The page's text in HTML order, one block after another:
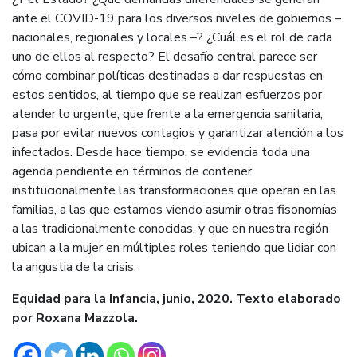
ante el COVID-19 para los diversos niveles de gobiernos –
nacionales, regionales y locales –? ¿Cuál es el rol de cada
uno de ellos al respecto? El desafío central parece ser
cómo combinar políticas destinadas a dar respuestas en
estos sentidos, al tiempo que se realizan esfuerzos por
atender lo urgente, que frente a la emergencia sanitaria,
pasa por evitar nuevos contagios y garantizar atención a los
infectados. Desde hace tiempo, se evidencia toda una
agenda pendiente en términos de contener
institucionalmente las transformaciones que operan en las
familias, a las que estamos viendo asumir otras fisonomías
a las tradicionalmente conocidas, y que en nuestra región
ubican a la mujer en múltiples roles teniendo que lidiar con
la angustia de la crisis.
Equidad para la Infancia, junio, 2020. Texto elaborado
por Roxana Mazzola.